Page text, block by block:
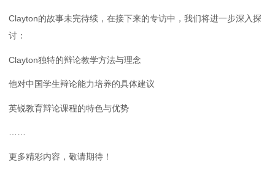
Clayton的故事未完待续，在接下来的专访中，我们将进一步深入探
讨：
Clayton独特的辩论教学方法与理念
他对中国学生辩论能力培养的具体建议
英锐教育辩论课程的特色与优势
……
更多精彩内容，敬请期待！